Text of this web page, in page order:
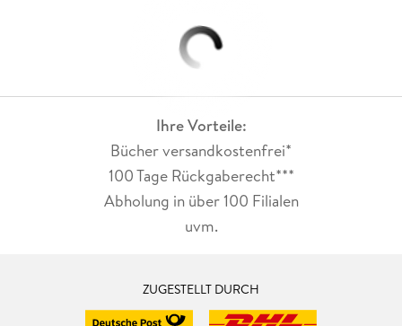
Ihre Vorteile:
Bücher versandkostenfrei*
100 Tage Rückgaberecht***
Abholung in über 100 Filialen
uvm.
ZUGESTELLT DURCH